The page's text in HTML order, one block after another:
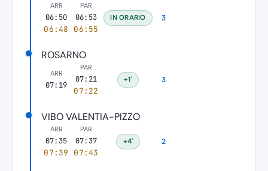
ARR
06:50
06:48
PAR
06:53
06:55
IN ORARIO 3
ROSARNO
ARR
07:19
PAR
07:21
07:22
+1' 3
VIBO VALENTIA-PIZZO
ARR
07:35
07:39
PAR
07:37
07:43
+4' 2